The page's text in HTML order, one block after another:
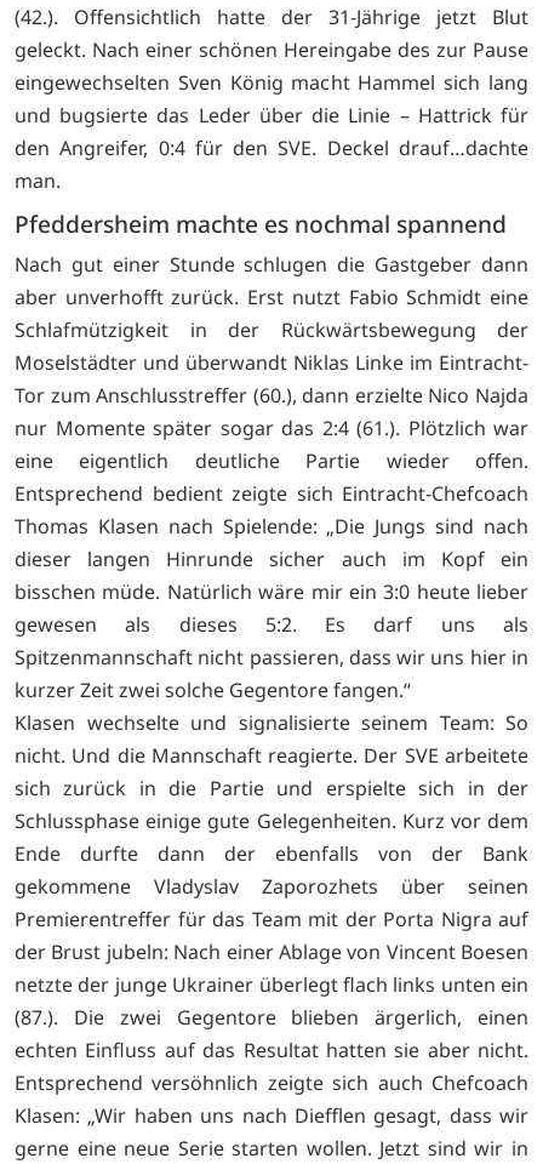
(42.). Offensichtlich hatte der 31-Jährige jetzt Blut
geleckt. Nach einer schönen Hereingabe des zur Pause
eingewechselten Sven König macht Hammel sich lang
und bugsierte das Leder über die Linie – Hattrick für
den Angreifer, 0:4 für den SVE. Deckel drauf…dachte
man.
Pfeddersheim machte es nochmal spannend
Nach gut einer Stunde schlugen die Gastgeber dann
aber unverhofft zurück. Erst nutzt Fabio Schmidt eine
Schlafmützigkeit in der Rückwärtsbewegung der
Moselstädter und überwandt Niklas Linke im Eintracht-
Tor zum Anschlusstreffer (60.), dann erzielte Nico Najda
nur Momente später sogar das 2:4 (61.). Plötzlich war
eine eigentlich deutliche Partie wieder offen.
Entsprechend bedient zeigte sich Eintracht-Chefcoach
Thomas Klasen nach Spielende: „Die Jungs sind nach
dieser langen Hinrunde sicher auch im Kopf ein
bisschen müde. Natürlich wäre mir ein 3:0 heute lieber
gewesen als dieses 5:2. Es darf uns als
Spitzenmannschaft nicht passieren, dass wir uns hier in
kurzer Zeit zwei solche Gegentore fangen.“
Klasen wechselte und signalisierte seinem Team: So
nicht. Und die Mannschaft reagierte. Der SVE arbeitete
sich zurück in die Partie und erspielte sich in der
Schlussphase einige gute Gelegenheiten. Kurz vor dem
Ende durfte dann der ebenfalls von der Bank
gekommene Vladyslav Zaporozhets über seinen
Premierentreffer für das Team mit der Porta Nigra auf
der Brust jubeln: Nach einer Ablage von Vincent Boesen
netzte der junge Ukrainer überlegt flach links unten ein
(87.). Die zwei Gegentore blieben ärgerlich, einen
echten Einfluss auf das Resultat hatten sie aber nicht.
Entsprechend versöhnlich zeigte sich auch Chefcoach
Klasen: „Wir haben uns nach Diefflen gesagt, dass wir
gerne eine neue Serie starten wollen. Jetzt sind wir in